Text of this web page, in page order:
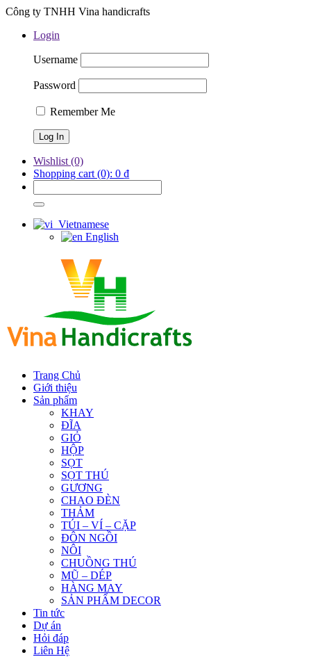
Công ty TNHH Vina handicrafts
Login
Username
Password
Remember Me
Wishlist (0)
Shopping cart (0): 0 ₫
Vietnamese
English
Trang Chủ
Giới thiệu
Sản phẩm
KHAY
ĐĨA
GIỎ
HỘP
SỌT
SỌT THÚ
GƯƠNG
CHAO ĐÈN
THẢM
TÚI – VÍ – CẶP
ĐÔN NGỒI
NÔI
CHUỒNG THÚ
MŨ – DÉP
HÀNG MAY
SẢN PHẨM DECOR
Tin tức
Dự án
Hỏi đáp
Liên Hệ